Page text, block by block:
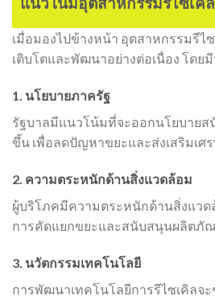
เมื่อมองไปข้างหน้า อุตสาหกรรมรีไ
เติบโตและพัฒนาอย่างต่อเนื่อง โดย
1. นโยบายภาครัฐ
รัฐบาลมีแนวโน้มที่จะออกนโยบายส
ขึ้น เพื่อลดปัญหาขยะและส่งเสริมเศ
2. ความตระหนักด้านสิ่งแวดล้อม
ผู้บริโภคมีความตระหนักด้านสิ่งแว
การคัดแยกขยะและสนับสนุนผลิตภั
3. นวัตกรรมเทคโนโลยี
การพัฒนาเทคโนโลยีการรีไซเคิลจ